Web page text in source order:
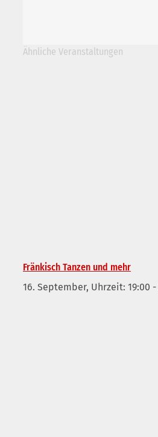
Ähnliche Veranstaltungen
Fränkisch Tanzen und mehr
16. September, Uhrzeit: 19:00 -